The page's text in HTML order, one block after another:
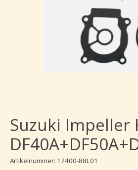
Suzuki Impeller
Artikelnummer: 17400-88L01